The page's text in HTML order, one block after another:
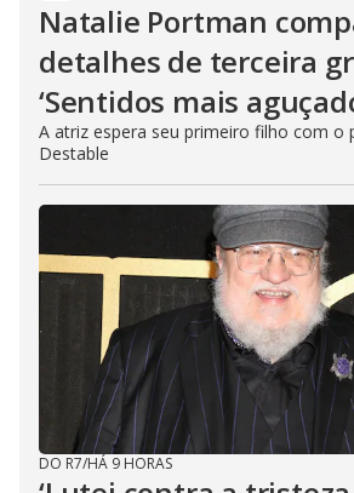
Natalie Portman
detalhes de terceira
‘Sentidos mais
A atriz espera seu primeiro filho com o
Destable
DO R7/HÁ 9 HORAS